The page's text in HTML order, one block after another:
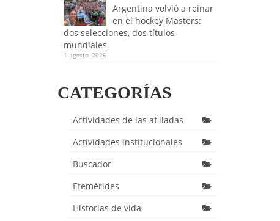
Argentina volvió a reinar
en el hockey Masters:
dos selecciones, dos títulos
mundiales
1 agosto, 2026
CATEGORÍAS
Actividades de las afiliadas
Actividades institucionales
Buscador
Efemérides
Historias de vida